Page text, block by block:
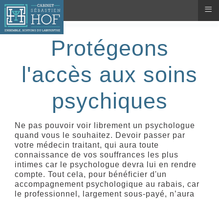
Protégeons
l'accès aux soins
psychiques
Ne pas pouvoir voir librement un psychologue
quand vous le souhaitez. Devoir passer par
votre médecin traitant, qui aura toute
connaissance de vos souffrances les plus
intimes car le psychologue devra lui en rendre
compte. Tout cela, pour bénéficier d'un
accompagnement psychologique au rabais, car
le professionnel, largement sous-payé, n’aura
≡